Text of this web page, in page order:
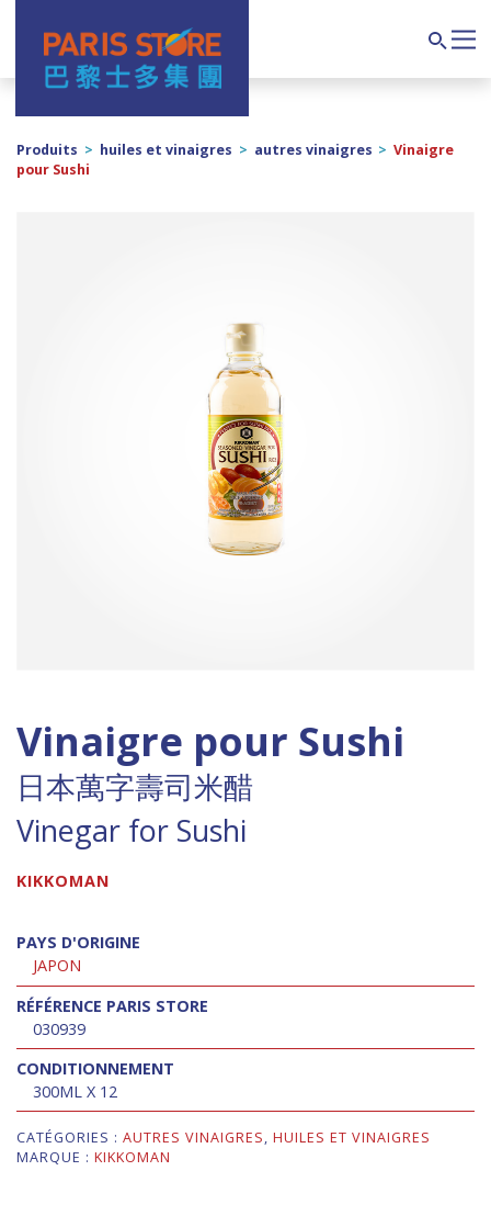
Navigation principale
Produits > huiles et vinaigres > autres vinaigres > Vinaigre
pour Sushi
Vinaigre pour Sushi
日本萬字壽司米醋
Vinegar for Sushi
KIKKOMAN
PAYS D'ORIGINE
JAPON
RÉFÉRENCE PARIS STORE
030939
CONDITIONNEMENT
300ML X 12
CATÉGORIES : AUTRES VINAIGRES, HUILES ET VINAIGRES
MARQUE : KIKKOMAN